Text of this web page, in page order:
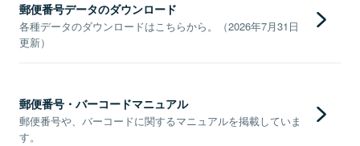
郵便番号データのダウンロード
各種データのダウンロードはこちらから。（2026年7月31日
更新）
郵便番号・バーコードマニュアル
郵便番号や、バーコードに関するマニュアルを掲載していま
す。